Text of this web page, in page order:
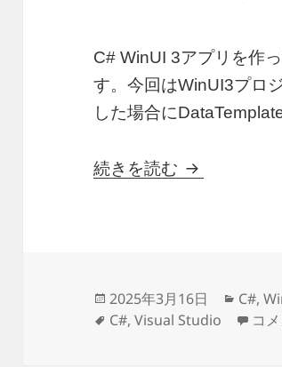
C# WinUI 3アプリを作
す。今回はWinUI3プロ
した場合に
続きを読む C# WinUI3
投
稿
2025年3月16日
カ
テ
C#,
タ
C#,Visual Studio C#
コ